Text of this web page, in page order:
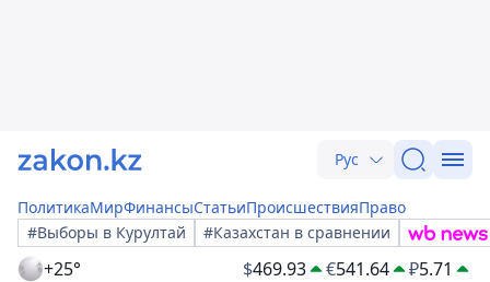
Рус
ПолитикаМирФинансыСтатьиПроисшествияПраво
#Выборы в Курултай
#Казахстан в сравнении
+25° $469.93 €541.64 ₽5.71